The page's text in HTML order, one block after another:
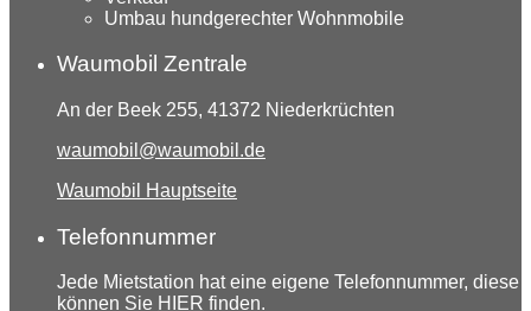
Umbau hundgerechter Wohnmobile
Waumobil Zentrale
An der Beek 255, 41372 Niederkrüchten
waumobil@waumobil.de
Waumobil Hauptseite
Telefonnummer
Jede Mietstation hat eine eigene Telefonnummer, diese
können Sie HIER finden.